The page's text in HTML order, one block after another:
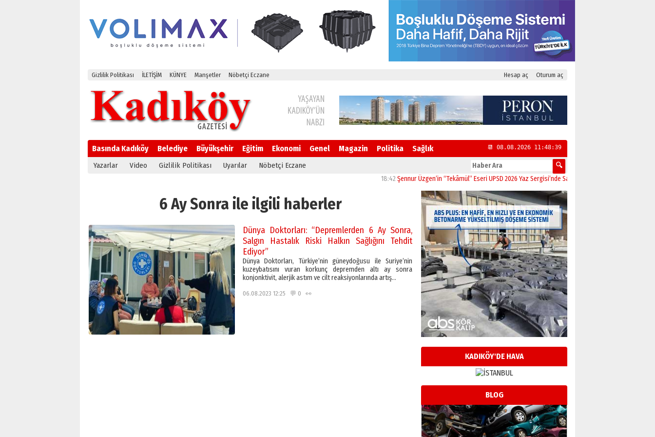
Gizlilik Politikası İLETİŞİM KÜNYE Manşetler Nöbetçi Eczane Hesap aç Oturum aç
Basında Kadıköy Belediye Büyükşehir Eğitim Ekonomi Genel Magazin Politika Sağlık 📆 08.08.2026 11:48:40
Yazarlar Video Gizlilik Politikası Uyarılar Nöbetçi Eczane
Şennur Üzgen’in “Tekâmül” Eseri UPSD 2026 Yaz Sergisi’nde Sanatseverlerle Buluştu
6 Ay Sonra ile ilgili haberler
Dünya Doktorları: “Depremlerden 6 Ay Sonra,
Salgın Hastalık Riski Halkın Sağlığını Tehdit
Ediyor”
Dünya Doktorları, Türkiye’nin güneydoğusu ile Suriye’nin
kuzeybatısını vuran korkunç depremden altı ay sonra
konjonktivit, alerjik astım ve cilt reaksiyonlarında artış…
06.08.2023 12:25 💬 0 👀
KADIKÖY'DE HAVA
BLOG